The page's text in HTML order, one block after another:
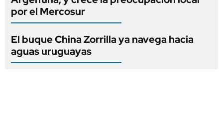
por el Mercosur
El buque China Zorrilla ya navega hacia
aguas uruguayas